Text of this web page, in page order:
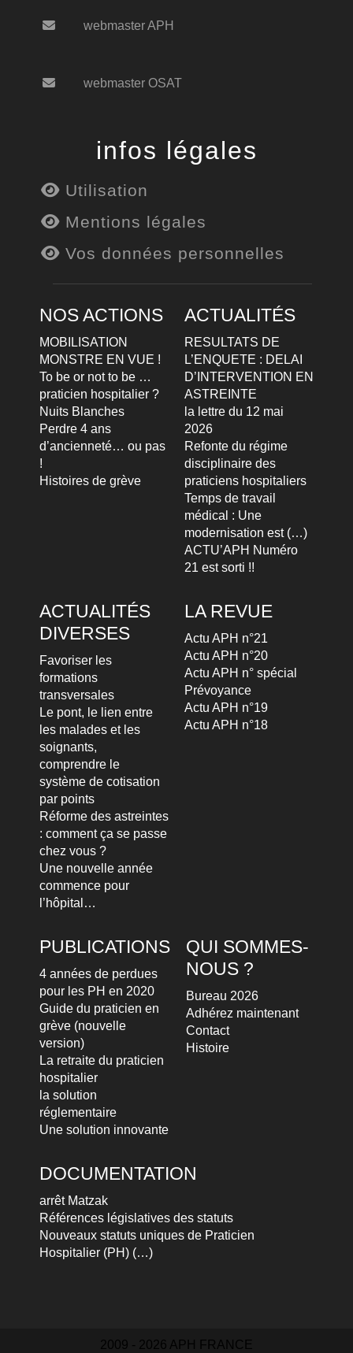
webmaster APH
webmaster OSAT
infos légales
Utilisation
Mentions légales
Vos données personnelles
NOS ACTIONS
MOBILISATION
MONSTRE EN VUE !
To be or not to be …
praticien hospitalier ?
Nuits Blanches
Perdre 4 ans
d’ancienneté… ou pas
!
Histoires de grève
ACTUALITÉS
RESULTATS DE
L’ENQUETE : DELAI
D’INTERVENTION EN
ASTREINTE
la lettre du 12 mai
2026
Refonte du régime
disciplinaire des
praticiens hospitaliers
Temps de travail
médical : Une
modernisation est (…)
ACTU’APH Numéro
21 est sorti !!
ACTUALITÉS
DIVERSES
Favoriser les
formations
transversales
Le pont, le lien entre
les malades et les
soignants,
comprendre le
système de cotisation
par points
Réforme des astreintes
: comment ça se passe
chez vous ?
Une nouvelle année
commence pour
l’hôpital…
LA REVUE
Actu APH n°21
Actu APH n°20
Actu APH n° spécial
Prévoyance
Actu APH n°19
Actu APH n°18
PUBLICATIONS
4 années de perdues
pour les PH en 2020
Guide du praticien en
grève (nouvelle
version)
La retraite du praticien
hospitalier
la solution
réglementaire
Une solution innovante
QUI SOMMES-
NOUS ?
Bureau 2026
Adhérez maintenant
Contact
Histoire
DOCUMENTATION
arrêt Matzak
Références législatives des statuts
Nouveaux statuts uniques de Praticien
Hospitalier (PH) (…)
2009 - 2026 APH FRANCE